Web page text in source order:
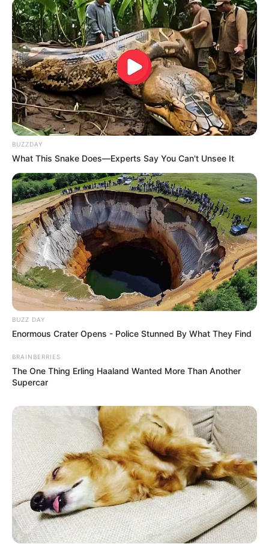
BUZZDAY
What This Snake Does—Experts Say You Can't Unsee It
BUZZ DAY
Enormous Crater Opens - Police Stunned By What They Find
BRAINBERRIES
The One Thing Erling Haaland Wanted More Than Another
Supercar